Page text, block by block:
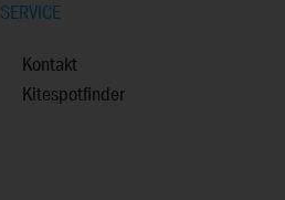
SERVICE
Kontakt
Kitespotfinder